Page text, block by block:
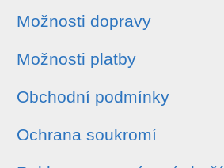
Možnosti dopravy
Možnosti platby
Obchodní podmínky
Ochrana soukromí